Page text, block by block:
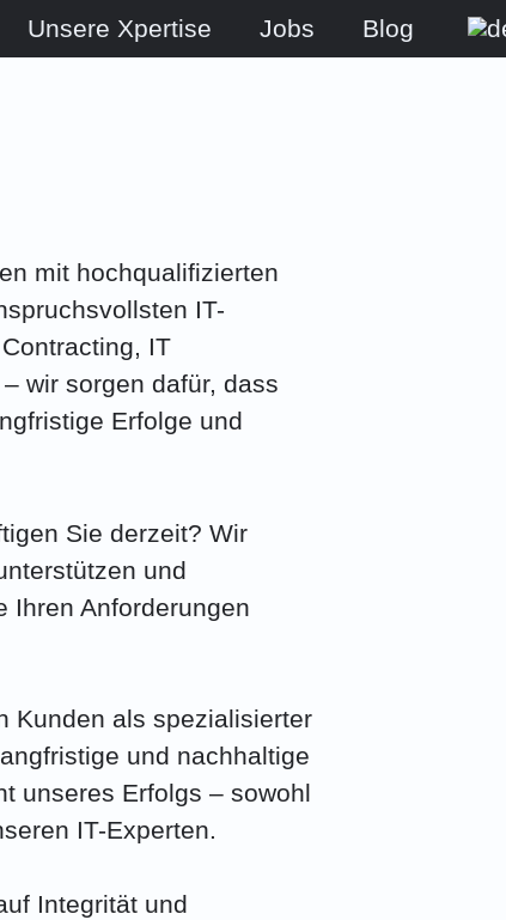
Unsere Xpertise Jobs Blog
mit hochqualifizierten
IT-
IT
wir sorgen dafür, dass
Erfolge und
Sie derzeit? Wir
und
Ihren Anforderungen
Kunden als spezialisierter
und nachhaltige
unseres Erfolgs – sowohl
IT-Experten.
Integrität und